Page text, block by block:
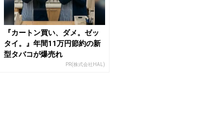
『カートン買い、ダメ。ゼッ
タイ。』年間11万円節約の新
型タバコが爆売れ
PR(株式会社HAL)